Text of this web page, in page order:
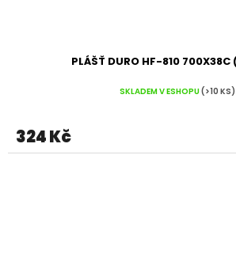
PLÁŠŤ DURO HF-810
SKLADEM V ESHOPU(>10 KS)
324 Kč